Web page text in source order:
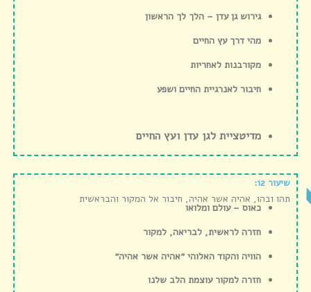
גירוש גן עדן – הלך לך הראשון
מהי דרך עץ החיים
מקורבנות לאחריות
חיבור לאנרגיית החיים ושפע
מדיטציית לגן עדן ועץ החיים
שיעור 12:
תהו ובהו, אהיה אשר אהיה, חיבור אל המקור והבראשית
כאוס – עולם ומלואו
חזרה לראשית, לבריאה, למקור
הוויה והקוד האלוהי ״אהיה אשר אהיה״
חזרה למקור עוצמת הלב שלנו